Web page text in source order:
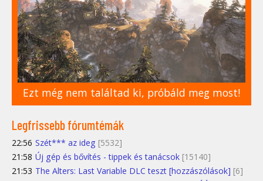
Ezt még nem találtad ki, próbáld meg most!
Legfrissebb fórumtémák
22:56 Szét*** az ideg [5532]
21:58 Új gép és bővítés - tippek és tanácsok [15140]
21:53 The Alters: Last Variable DLC teszt [hozzászólások] [6]